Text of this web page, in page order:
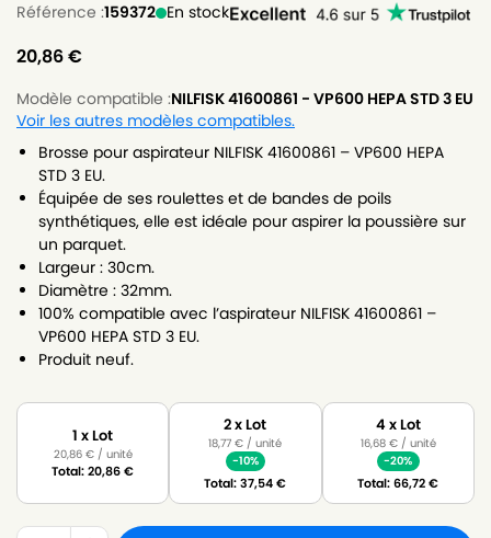
Référence :159372 En stock
20,86€
Modèle compatible :NILFISK 41600861 - VP600 HEPA STD 3 EU
Voir les autres modèles compatibles.
Brosse pour aspirateur NILFISK 41600861 – VP600 HEPA
STD 3 EU.
Équipée de ses roulettes et de bandes de poils
synthétiques, elle est idéale pour aspirer la poussière sur
un parquet.
Largeur : 30cm.
Diamètre : 32mm.
100% compatible avec l’aspirateur NILFISK 41600861 –
VP600 HEPA STD 3 EU.
Produit neuf.
1 x Lot
20,86 €/ unité
Total:20,86€
2 x Lot
18,77€ / unité
-10%
Total:37,54€
4 x Lot
16,68 €/ unité
-20%
Total:66,72€